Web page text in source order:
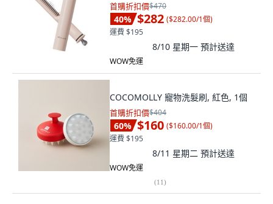
首購折扣價$470
40% $282 ($282.00/1個)
運費 $195
8/10 星期一 預計送達
WOW免運
COCOMOLLY 寵物洗髮刷, 紅色, 1個
首購折扣價$404
60% $160 ($160.00/1個)
運費 $195
8/11 星期二 預計送達
WOW免運
(11)